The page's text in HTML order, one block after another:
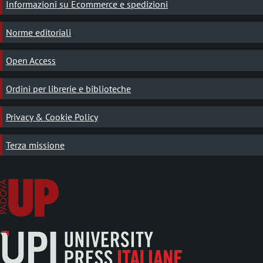
Informazioni su Ecommerce e spedizioni
Norme editoriali
Open Access
Ordini per librerie e biblioteche
Privacy & Cookie Policy
Terza missione